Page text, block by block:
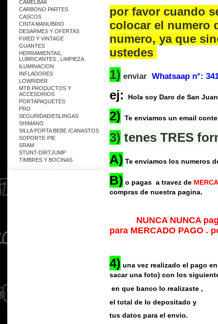
CAMELBAK
CARBONO PARTES
CASCOS
CINTA MANUBRIO
DESARMES Y OFERTAS
FIXED Y VINTAGE
GUANTES
HERRAMIENTAS,
LUBRICANTES , LIMPIEZA
ILUMINACION
INFLADORES
LOWRIDER
MTB PRODUCTOS Y
ACCESORIOS
PORTAPAQUETES
PRO
SEGURIDAD/ESLINGAS
SHIMANO
SILLA PORTA BEBE /CANASTOS
SOPORTE-PIE
SRAM
STUNT-DIRTJUMP
TIMBRES Y BOCINAS
por favor cuando
colocar el numero
numero, ya que
ustedes
1) enviar Whatsaap n°:
ej: Hola soy Daro de San
2) Te enviamos un email
3) tenes TRES
A) Te enviamos los numeros
B) o pagas a travez de
compras de nuestra pagina.
NUNCA NUNCA
para MERCADO PAGO .
4) una vez realizado el pago
sacar una foto) con los
en que banco lo realizaste ,
el total de lo depositado y
tus datos para el envio.